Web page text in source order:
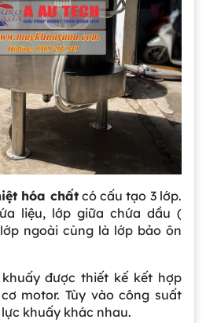
hóa chấtcó cấu tạo 3 lớp.
liệu, lớp giữa chứa dầu (
ngoài cùng là lớp bảo ôn
được thiết kế kết hợp
motor. Tùy vào công suất
khuấy khác nhau.